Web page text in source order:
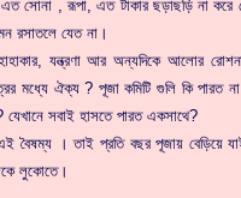
এত সোনা , রূপা, এত টাকার ছড়াছড়ি না করে
রসাতলে যেত না।
যন্ত্রণা আর অন্যদিকে আলোর
মধ্যে ঐক্য ? পূজা কমিটি গুলি কি পারত
সবাই হাসতে পারত একসাথে?
বৈষম্য । তাই প্রতি বছর পূজায় বেড়িয়ে
লুকোতে।